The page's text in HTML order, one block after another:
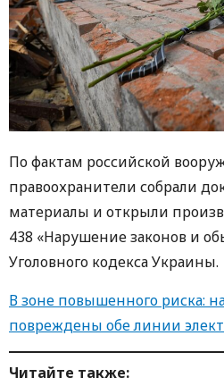
По фактам российской
правоохранители собрали
материалы и открыли
438 «Нарушение законов и
Уголовного кодекса Украины.
В зоне повышенного риска:
повреждены обе линии
Читайте также: